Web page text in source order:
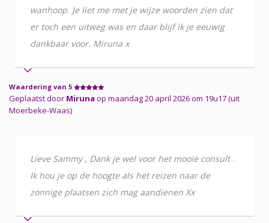
wanhoop. Je liet me met je wijze woorden zien dat
er toch een uitweg was en daar blijf ik je eeuwig
dankbaar voor. Miruna x
Waardering van 5
Geplaatst door Miruna op maandag 20 april 2026 om 19u17 (uit
Moerbeke-Waas)
Lieve Sammy , Dank je wel voor het mooie consult .
Ik hou je op de hoogte als het reizen naar de
zonnige plaatsen zich mag aandienen Xx